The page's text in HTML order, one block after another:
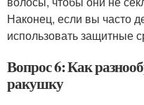
Наконец, если вы часто
использовать защитные
Вопрос 6: Как
ракушку